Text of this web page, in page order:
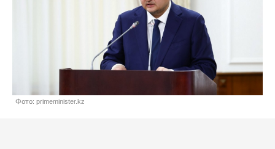
Фото: primeminister.kz